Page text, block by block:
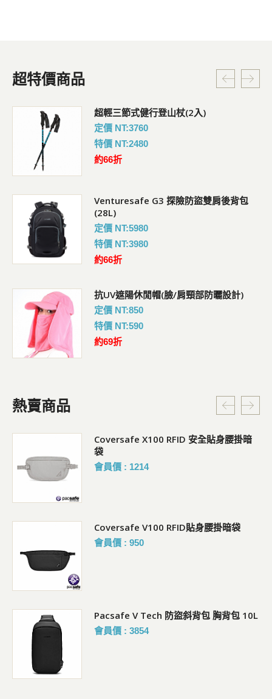
超特價商品
超輕三節式健行登山杖(2入)
定價 NT:3760
特價 NT:2480
約66折
Venturesafe G3 探險防盜雙肩後背包
(28L)
定價 NT:5980
特價 NT:3980
約66折
抗UV遮陽休閒帽(臉/肩頸部防曬設計)
定價 NT:850
特價 NT:590
約69折
熱賣商品
Coversafe X100 RFID 安全貼身腰掛暗
袋
會員價 : 1214
Coversafe V100 RFID貼身腰掛暗袋
會員價 : 950
Pacsafe V Tech 防盜斜背包 胸背包 10L
會員價 : 3854